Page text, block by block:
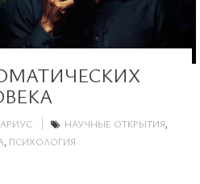
НАУЧНЫЕ ОТКРЫТИЯ,
, ПСИХОЛОГИЯ